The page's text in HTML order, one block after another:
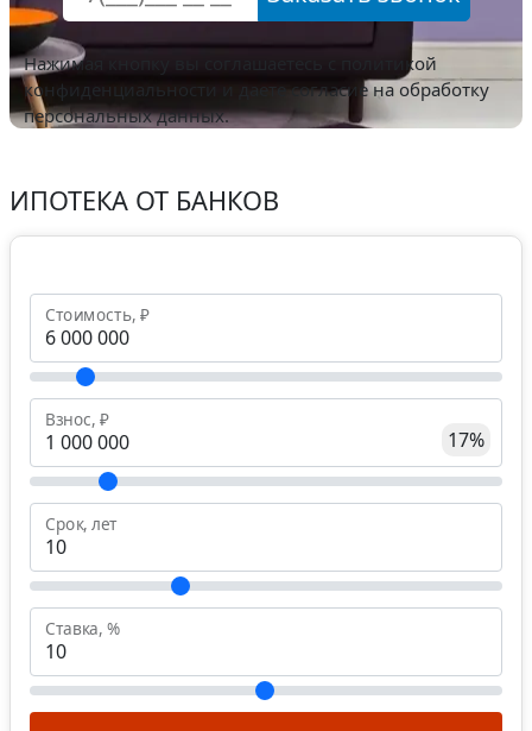
Нажимая кнопку вы соглашаетесь с
политикой
конфиденциальности и даете согласие на обработку
персональных данных.
ИПОТЕКА ОТ БАНКОВ
Стоимость, ₽
Взнос, ₽
17%
Срок, лет
Ставка, %